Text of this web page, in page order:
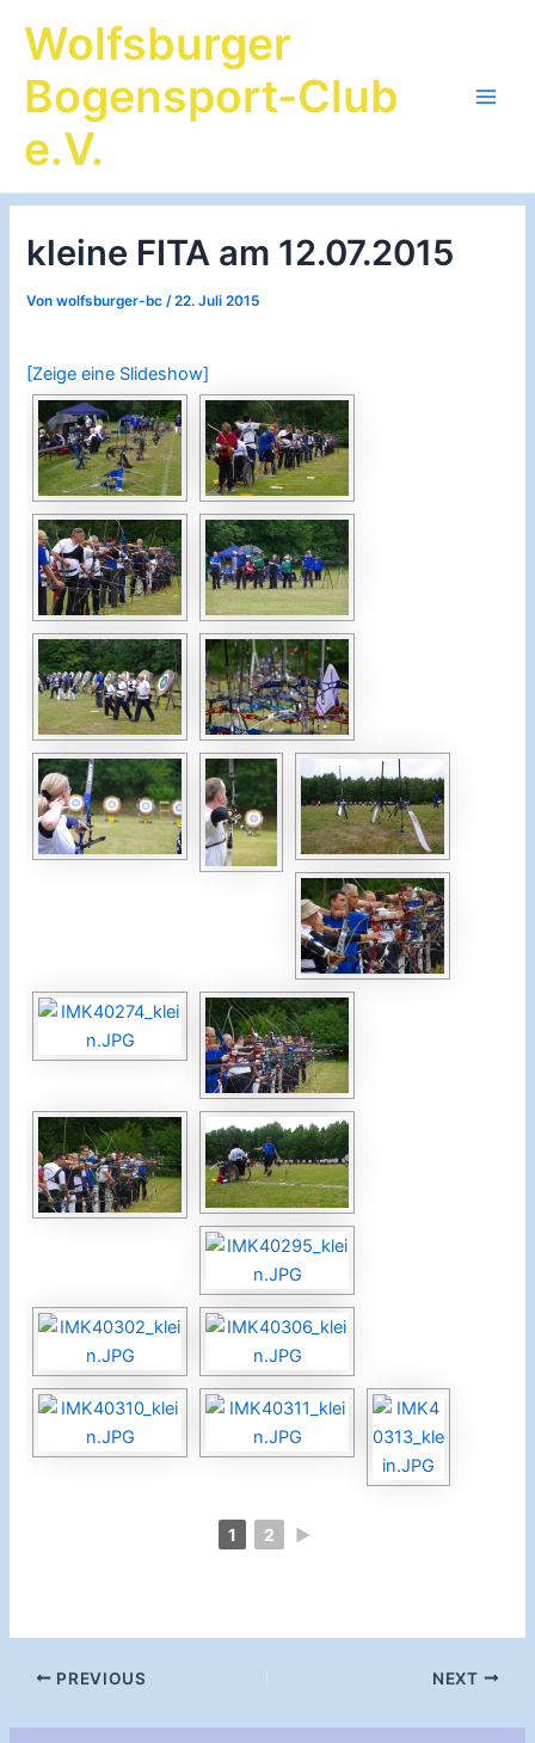
InhaltWolfsburger
Bogensport-Club
e.V.
kleine FITA am 12.07.2015
Vonwolfsburger-bc /22. Juli 2015
[Zeige eine Slideshow]
1 2 ►
Post
PREVIOUS NEXT